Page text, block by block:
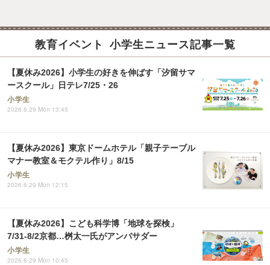
教育イベント 小学生ニュース記事一覧
【夏休み2026】小学生の好きを伸ばす「汐留サマ
ースクール」日テレ7/25・26
小学生
2026.6.29 Mon 13:45
【夏休み2026】東京ドームホテル「親子テーブル
マナー教室＆モクテル作り」8/15
小学生
2026.6.29 Mon 12:15
【夏休み2026】こども科学博「地球を探検」
7/31-8/2京都…桝太一氏がアンバサダー
小学生
2026.6.29 Mon 10:45